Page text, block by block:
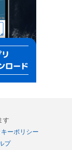
す
ーポリシー
プ